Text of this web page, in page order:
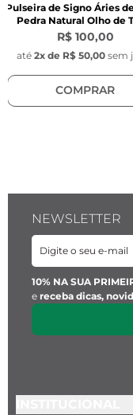
Pingente
Largura: 1 cm
Material: Aço
Pulseira de Signo Áries
Pedra Natural Olho de
Marrom
R$ 100,00
até 2x de R$ 50,00 sem
COMPRAR
NEWSLETTER
10% NA SUA
e receba dicas,